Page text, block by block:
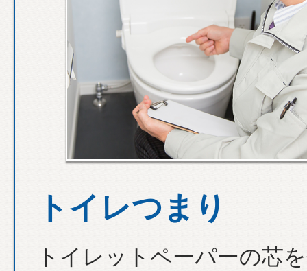
トイレつまり
トイレットペーパーの芯